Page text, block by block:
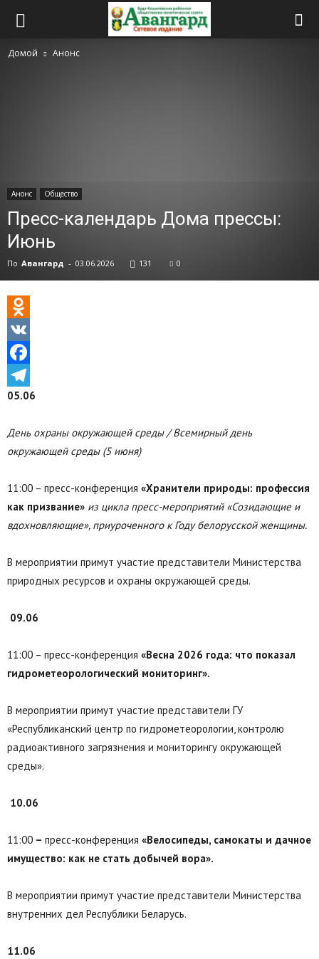
Домой Анонс
Анонс Общество
Пресс-календарь Дома прессы:
Июнь
По Авангард - 03.06.2026 131 0
Odnoklassniki
VK
Facebook
Telegram
05.06
День охраны окружающей среды / Всемирный день
окружающей среды (5 июня)
11:00 – пресс-конференция «Хранители природы: профессия
как призвание» из цикла пресс-мероприятий «Созидающие и
вдохновляющие», приуроченного к Году белорусской женщины.
В мероприятии примут участие представители Министерства
природных ресурсов и охраны окружающей среды.
09.06
11:00 – пресс-конференция «Весна 2026 года: что показал
гидрометеорологический мониторинг».
В мероприятии примут участие представители ГУ
«Республиканский центр по гидрометеорологии, контролю
радиоактивного загрязнения и мониторингу окружающей
среды».
10.06
11:00 – пресс-конференция «Велосипеды, самокаты и дачное
имущество: как не стать добычей вора».
В мероприятии примут участие представители Министерства
внутренних дел Республики Беларусь.
11.06